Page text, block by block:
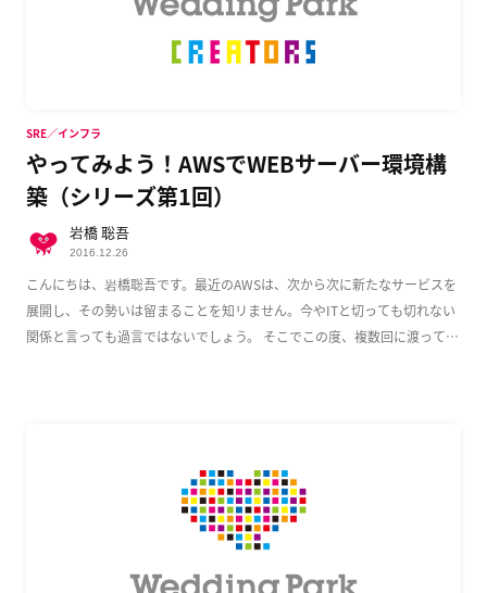
やってみよう！AWSでWEBサーバー環境構
築（シリーズ第1回）
こんにちは、岩橋聡吾です。最近のAWSは、次から次に新たなサービスを
展開し、その勢いは留まることを知リません。今やITと切っても切れない
関係と言っても過言ではないでしょう。 そこでこの度、複数回に渡って
SRE／インフラ
岩橋 聡吾
2016.12.26